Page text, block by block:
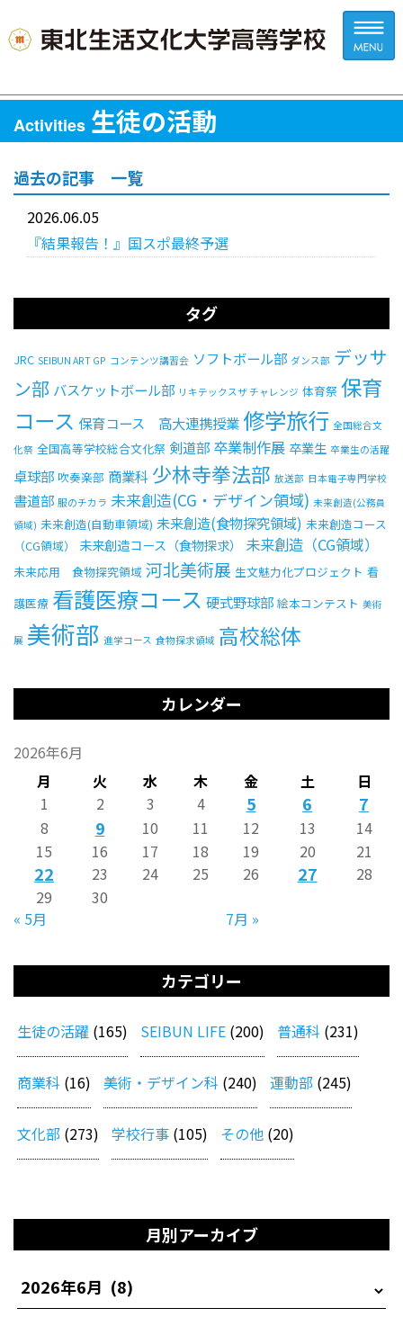
中学校の先生方へ
在校生の方へ 保護者の方へ
アクセス お問い合わせ
教員採用情報(PDF) 各種証明書
寄付金のお願い
Activities 生徒の活動
過去の記事 一覧
2026.06.05
『結果報告！』国スポ最終予選
タグ
JRC SEIBUN ART GP コンテンツ講習会 ソフトボール部 ダンス部 デッサ
ン部 バスケットボール部 リキテックスザ チャレンジ 体育祭 保育
コース 保育コース 高大連携授業 修学旅行 全国総合文
化祭 全国高等学校総合文化祭 剣道部 卒業制作展 卒業生 卒業生の活躍
卓球部 吹奏楽部 商業科 少林寺拳法部 放送部 日本電子専門学校
書道部 服のチカラ 未来創造(CG・デザイン領域) 未来創造(公務員
領域) 未来創造(自動車領域) 未来創造(食物探究領域) 未来創造コース
（CG領域）
未来創造コース（食物探求） 未来創造（CG領域）
未来応用 食物探究領域 河北美術展 生文魅力化プロジェクト 看
護医療 看護医療コース 硬式野球部 絵本コンテスト 美術
展 美術部 進学コース 食物探求領域 高校総体
カレンダー
2026年6月
月
火 水 木 金 土 日
« 5月 7月 »
1 2 3 4 5 6 7
8 9 10 11 12 13
14
15
16 17 18 19 20 21
22 23 24 25 26 27
28
29
30
カテゴリー
生徒の活躍 (165) SEIBUN LIFE (200) 普通科 (231)
商業科 (16) 美術・デザイン科 (240) 運動部 (245)
文化部 (273) 学校行事 (105) その他 (20)
月別アーカイブ